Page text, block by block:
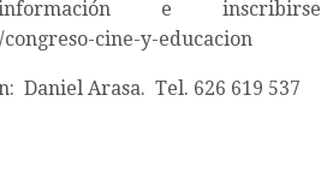
e inscribirse
cine-y-educacion
Daniel Arasa. Tel. 626 619 537